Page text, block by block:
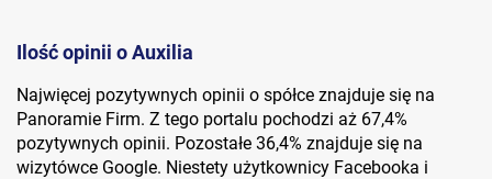
Ilość opinii o Auxilia
Najwięcej pozytywnych opinii o spółce znajduje się na
Panoramie Firm. Z tego portalu pochodzi aż 67,4%
pozytywnych opinii. Pozostałe 36,4% znajduje się na
wizytówce Google. Niestety użytkownicy Facebooka i